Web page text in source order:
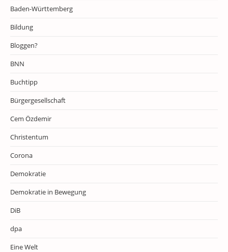
Baden-Württemberg
Bildung
Bloggen?
BNN
Buchtipp
Bürgergesellschaft
Cem Özdemir
Christentum
Corona
Demokratie
Demokratie in Bewegung
DiB
dpa
Eine Welt